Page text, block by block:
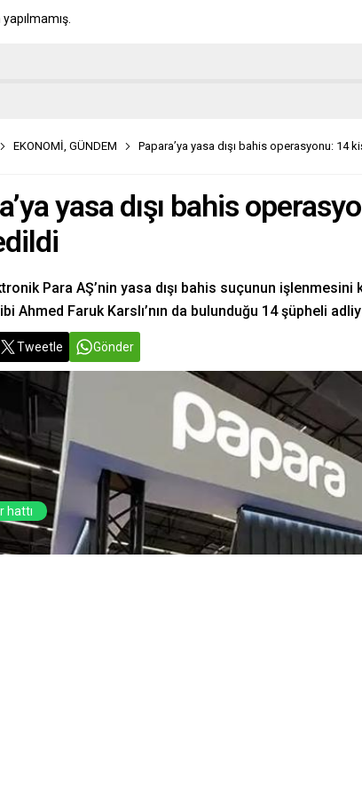
EKONOMİ GÜNDEM Papara’ya yasa dışı bahis operasyonu: 14
yasa dışı bahis
Para AŞ’nin yasa dışı bahis suçunun işlenmesini
Ahmed Faruk Karslı’nın da bulunduğu 14 şüpheli
Tweetle Gönder
hattı